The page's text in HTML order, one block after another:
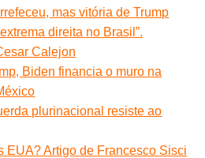
mas vitória de Trump
direita no Brasil”.
Calejon
Biden financia o muro na
plurinacional resiste ao
EUA? Artigo de Francesco Sisci